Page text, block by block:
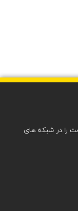
را در شبکه های